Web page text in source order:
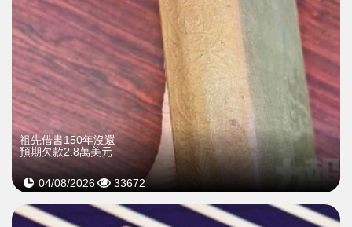
祖先借書150年沒還
預期欠款2.8萬美元
04/08/2026 33672